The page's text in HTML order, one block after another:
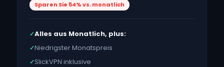
Sparen Sie 54% vs. monatlich
✓Alles aus Monatlich, plus:
✓Niedrigster Monatspreis
✓SlickVPN inklusive